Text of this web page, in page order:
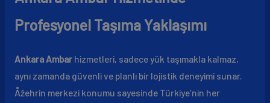
Profesyonel Taşıma Yaklaşımı
Ankara Ambarhizmetleri, sadece yük taşımakla kalmaz,
aynı zamanda güvenli ve planlı bir lojistik deneyimi sunar.
Åžehrin merkezi konumu sayesinde Türkiye’nin her